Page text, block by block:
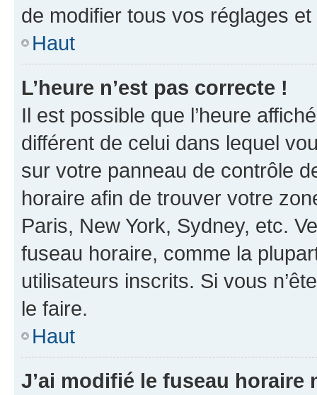
de modifier tous vos réglages
Haut
L’heure n’est pas correcte !
Il est possible que l’heure
différent de celui dans lequel
sur votre panneau de contrôle
horaire afin de trouver votre
Paris, New York, Sydney, etc.
fuseau horaire, comme la
utilisateurs inscrits. Si vous
le faire.
Haut
J’ai modifié le fuseau horaire